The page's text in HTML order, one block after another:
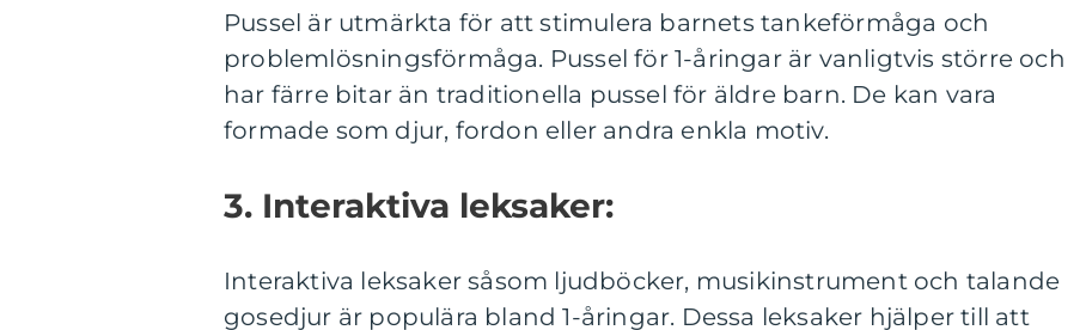
Pussel är utmärkta för att stimulera barnets tankeförmåga och
problemlösningsförmåga. Pussel för 1-åringar är vanligtvis större och
har färre bitar än traditionella pussel för äldre barn. De kan vara
formade som djur, fordon eller andra enkla motiv.
3. Interaktiva leksaker:
Interaktiva leksaker såsom ljudböcker, musikinstrument och talande
gosedjur är populära bland 1-åringar. Dessa leksaker hjälper till att